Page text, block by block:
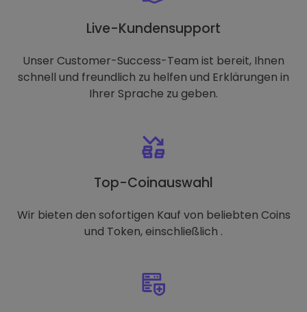
Live-Kundensupport
Unser Customer-Success-Team ist bereit, Ihnen
schnell und freundlich zu helfen und Erklärungen in
Ihrer Sprache zu geben.
Top-Coinauswahl
Wir bieten den sofortigen Kauf von beliebten Coins
und Token, einschließlich .